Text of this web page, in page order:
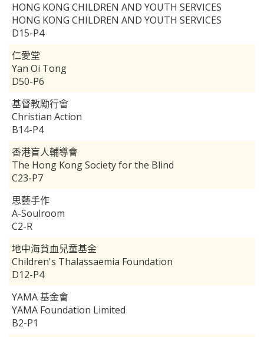
HONG KONG CHILDREN AND YOUTH SERVICES
HONG KONG CHILDREN AND YOUTH SERVICES
D15-P4
仁愛堂
Yan Oi Tong
D50-P6
基督教勵行會
Christian Action
B14-P4
香港盲人輔導會
The Hong Kong Society for the Blind
C23-P7
思藝手作
A-Soulroom
C2-R
地中海貧血兒童基金
Children's Thalassaemia Foundation
D12-P4
YAMA 基金會
YAMA Foundation Limited
B2-P1